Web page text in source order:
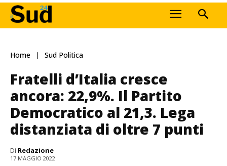
Home Sud Politica
Fratelli d’Italia cresce
ancora: 22,9%. Il Partito
Democratico al 21,3. Lega
distanziata di oltre 7 punti
Di Redazione
17 MAGGIO 2022